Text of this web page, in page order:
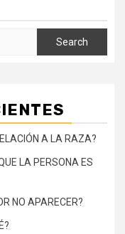
A LA RAZA?
LA PERSONA ES
NO APARECER?